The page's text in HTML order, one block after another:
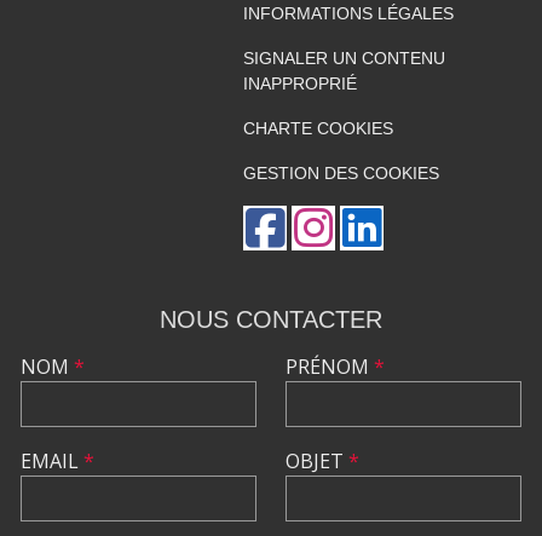
INFORMATIONS LÉGALES
SIGNALER UN CONTENU
INAPPROPRIÉ
CHARTE COOKIES
GESTION DES COOKIES
NOUS CONTACTER
NOM *
EMAIL*
PRÉNOM *
OBJET *